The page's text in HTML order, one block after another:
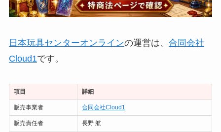
日本玩具センターオンラインの運営は、 合同会社
Cloud1です。
項目 詳細
販売事業者 合同会社Cloud1
販売責任者 長野 航